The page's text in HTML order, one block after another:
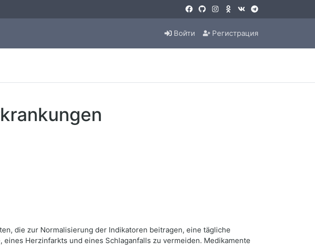
Войти Регистрация
die zur Normalisierung der Indikatoren beitragen, eine tägliche
Herzinfarkts und eines Schlaganfalls zu vermeiden. Medikamente